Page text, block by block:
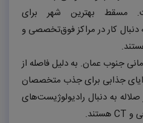
مسقط بهترین شهر برای
کار در مراکز فوق‌تخصصی و
جنوب عمان. به دلیل فاصله از
جذابی برای جذب متخصصان
به دنبال رادیولوژیست‌های
و CT هستند.